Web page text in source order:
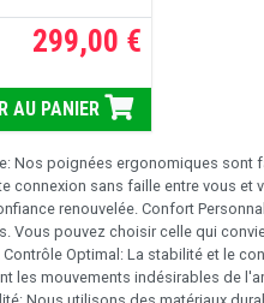
299,00 €
AU PANIER
Nos poignées ergonomiques sont
connexion sans faille entre vous et
renouvelée. Confort
pouvez choisir celle qui
Optimal: La stabilité et le
les mouvements indésirables de